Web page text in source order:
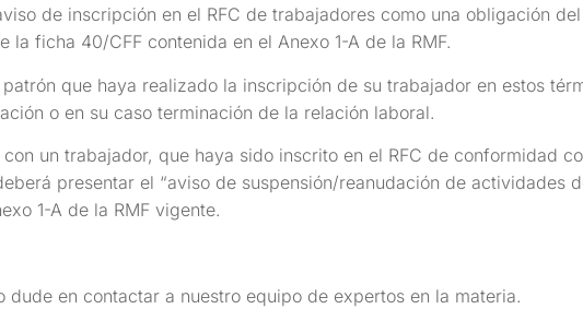
de inscripción en el RFC de trabajadores como una obligación
ficha 40/CFF contenida en el Anexo 1-A de la RMF.
que haya realizado la inscripción de su trabajador en estos
o en su caso terminación de la relación laboral.
un trabajador, que haya sido inscrito en el RFC de conformidad
presentar el “aviso de suspensión/reanudación de actividades
1-A de la RMF vigente.
en contactar a nuestro equipo de expertos en la materia.